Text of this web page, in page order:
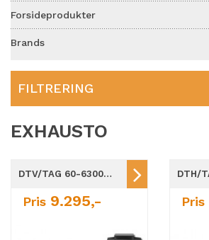
Forsideprodukter
Brands
FILTRERING
EXHAUSTO
DTV/TAG 60-6300M3H / Ø160-Ø400MM
Pris 9.295,- Pris